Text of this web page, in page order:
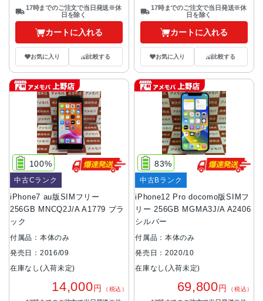
17時までのご注文で当日発送※休
日を除く
カートに入れる
お気に入り 比較する
17時までのご注文で当日発送※休
日を除く
カートに入れる
お気に入り 比較する
iPhone7 au版SIMフリー
256GB MNCQ2J/A A1779 ブラ
ック
100%
中古Cランク
付属品：本体のみ
発売日：2016/09
在庫なし(入荷未定)
14,000円 （税込）
iPhone12 Pro docomo版SIMフ
リー 256GB MGMA3J/A A2406
シルバー
83%
中古Bランク
付属品：本体のみ
発売日：2020/10
在庫なし(入荷未定)
69,800円 （税込）